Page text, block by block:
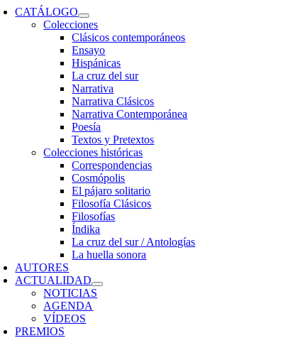
CATÁLOGO
Colecciones
Clásicos contemporáneos
Ensayo
Hispánicas
La cruz del sur
Narrativa
Narrativa Clásicos
Narrativa Contemporánea
Poesía
Textos y Pretextos
Colecciones históricas
Correspondencias
Cosmópolis
El pájaro solitario
Filosofía Clásicos
Filosofías
Índika
La cruz del sur / Antologías
La huella sonora
AUTORES
ACTUALIDAD
NOTICIAS
AGENDA
VÍDEOS
PREMIOS